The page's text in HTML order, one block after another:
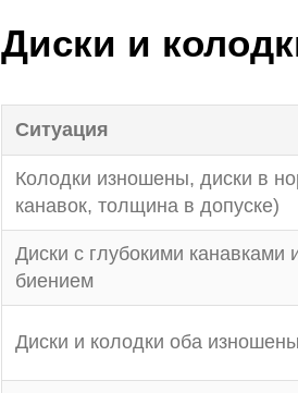
Диски и
Ситуация
Колодки изношены, диски в
канавок, толщина в допуске)
Диски с глубокими канавками
биением
Диски и колодки оба изношены